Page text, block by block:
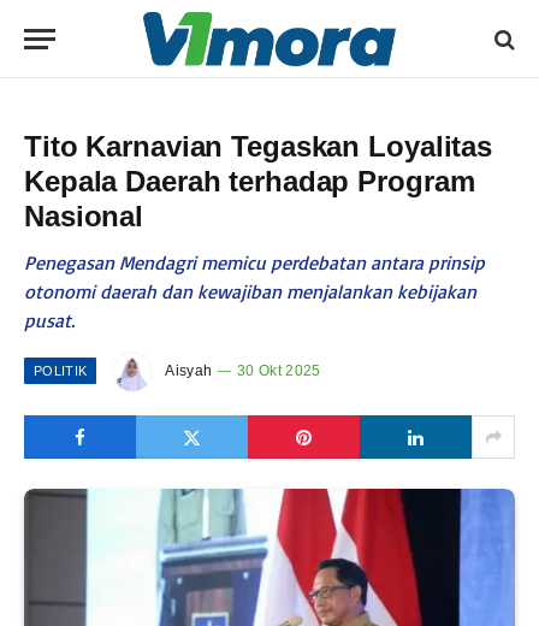
Tito Karnavian Tegaskan Loyalitas
Kepala Daerah terhadap Program
Nasional
Penegasan Mendagri memicu perdebatan antara prinsip
otonomi daerah dan kewajiban menjalankan kebijakan
pusat.
POLITIK Aisyah 30 Okt 2025